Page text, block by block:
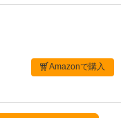
Amazonで購入